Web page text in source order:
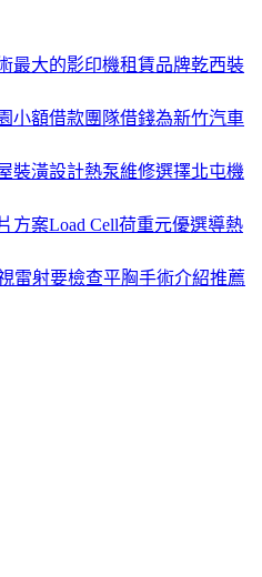
最大的影印機租賃品牌乾西裝
小額借款團隊借錢為新竹汽車
裝潢設計熱泵維修選擇北屯機
方案Load Cell荷重元優選導熱
雷射要檢查平胸手術介紹推薦